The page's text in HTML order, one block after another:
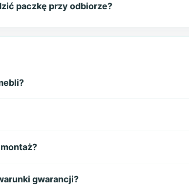
paczkę przy odbiorze?
gwarancji?